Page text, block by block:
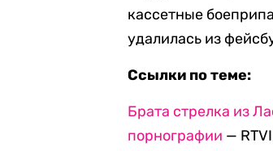
кассетные
удалилась из
Ссылки по теме:
Брата стрелка из
порнографии —